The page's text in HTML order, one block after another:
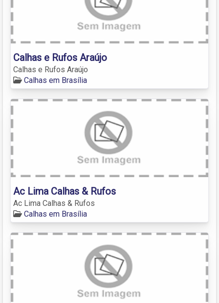
Calhas e Rufos Araújo
Calhas e Rufos Araújo
Calhas em Brasília
Ac Lima Calhas & Rufos
Ac Lima Calhas & Rufos
Calhas em Brasília